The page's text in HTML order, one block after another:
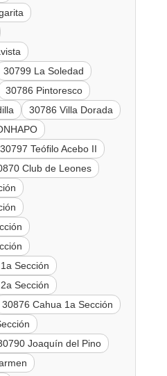
30799 La Soledad
30786 Pintoresco
30786 Villa Dorada
30797 Teófilo Acebo II
Club de Leones
Sección
Sección
30876 Cahua 1a Sección
Joaquín del Pino